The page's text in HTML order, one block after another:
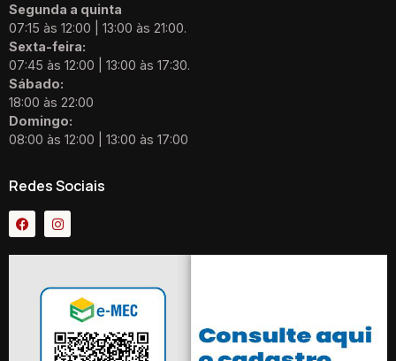
Segunda a quinta
07:15 às 12:00 | 13:00 às 21:00.
Sexta-feira:
07:45 às 12:00 | 13:00 às 17:30.
Sábado:
18:00 às 22:00
Domingo:
08:00 às 12:00 | 13:00 às 17:00
Redes Sociais